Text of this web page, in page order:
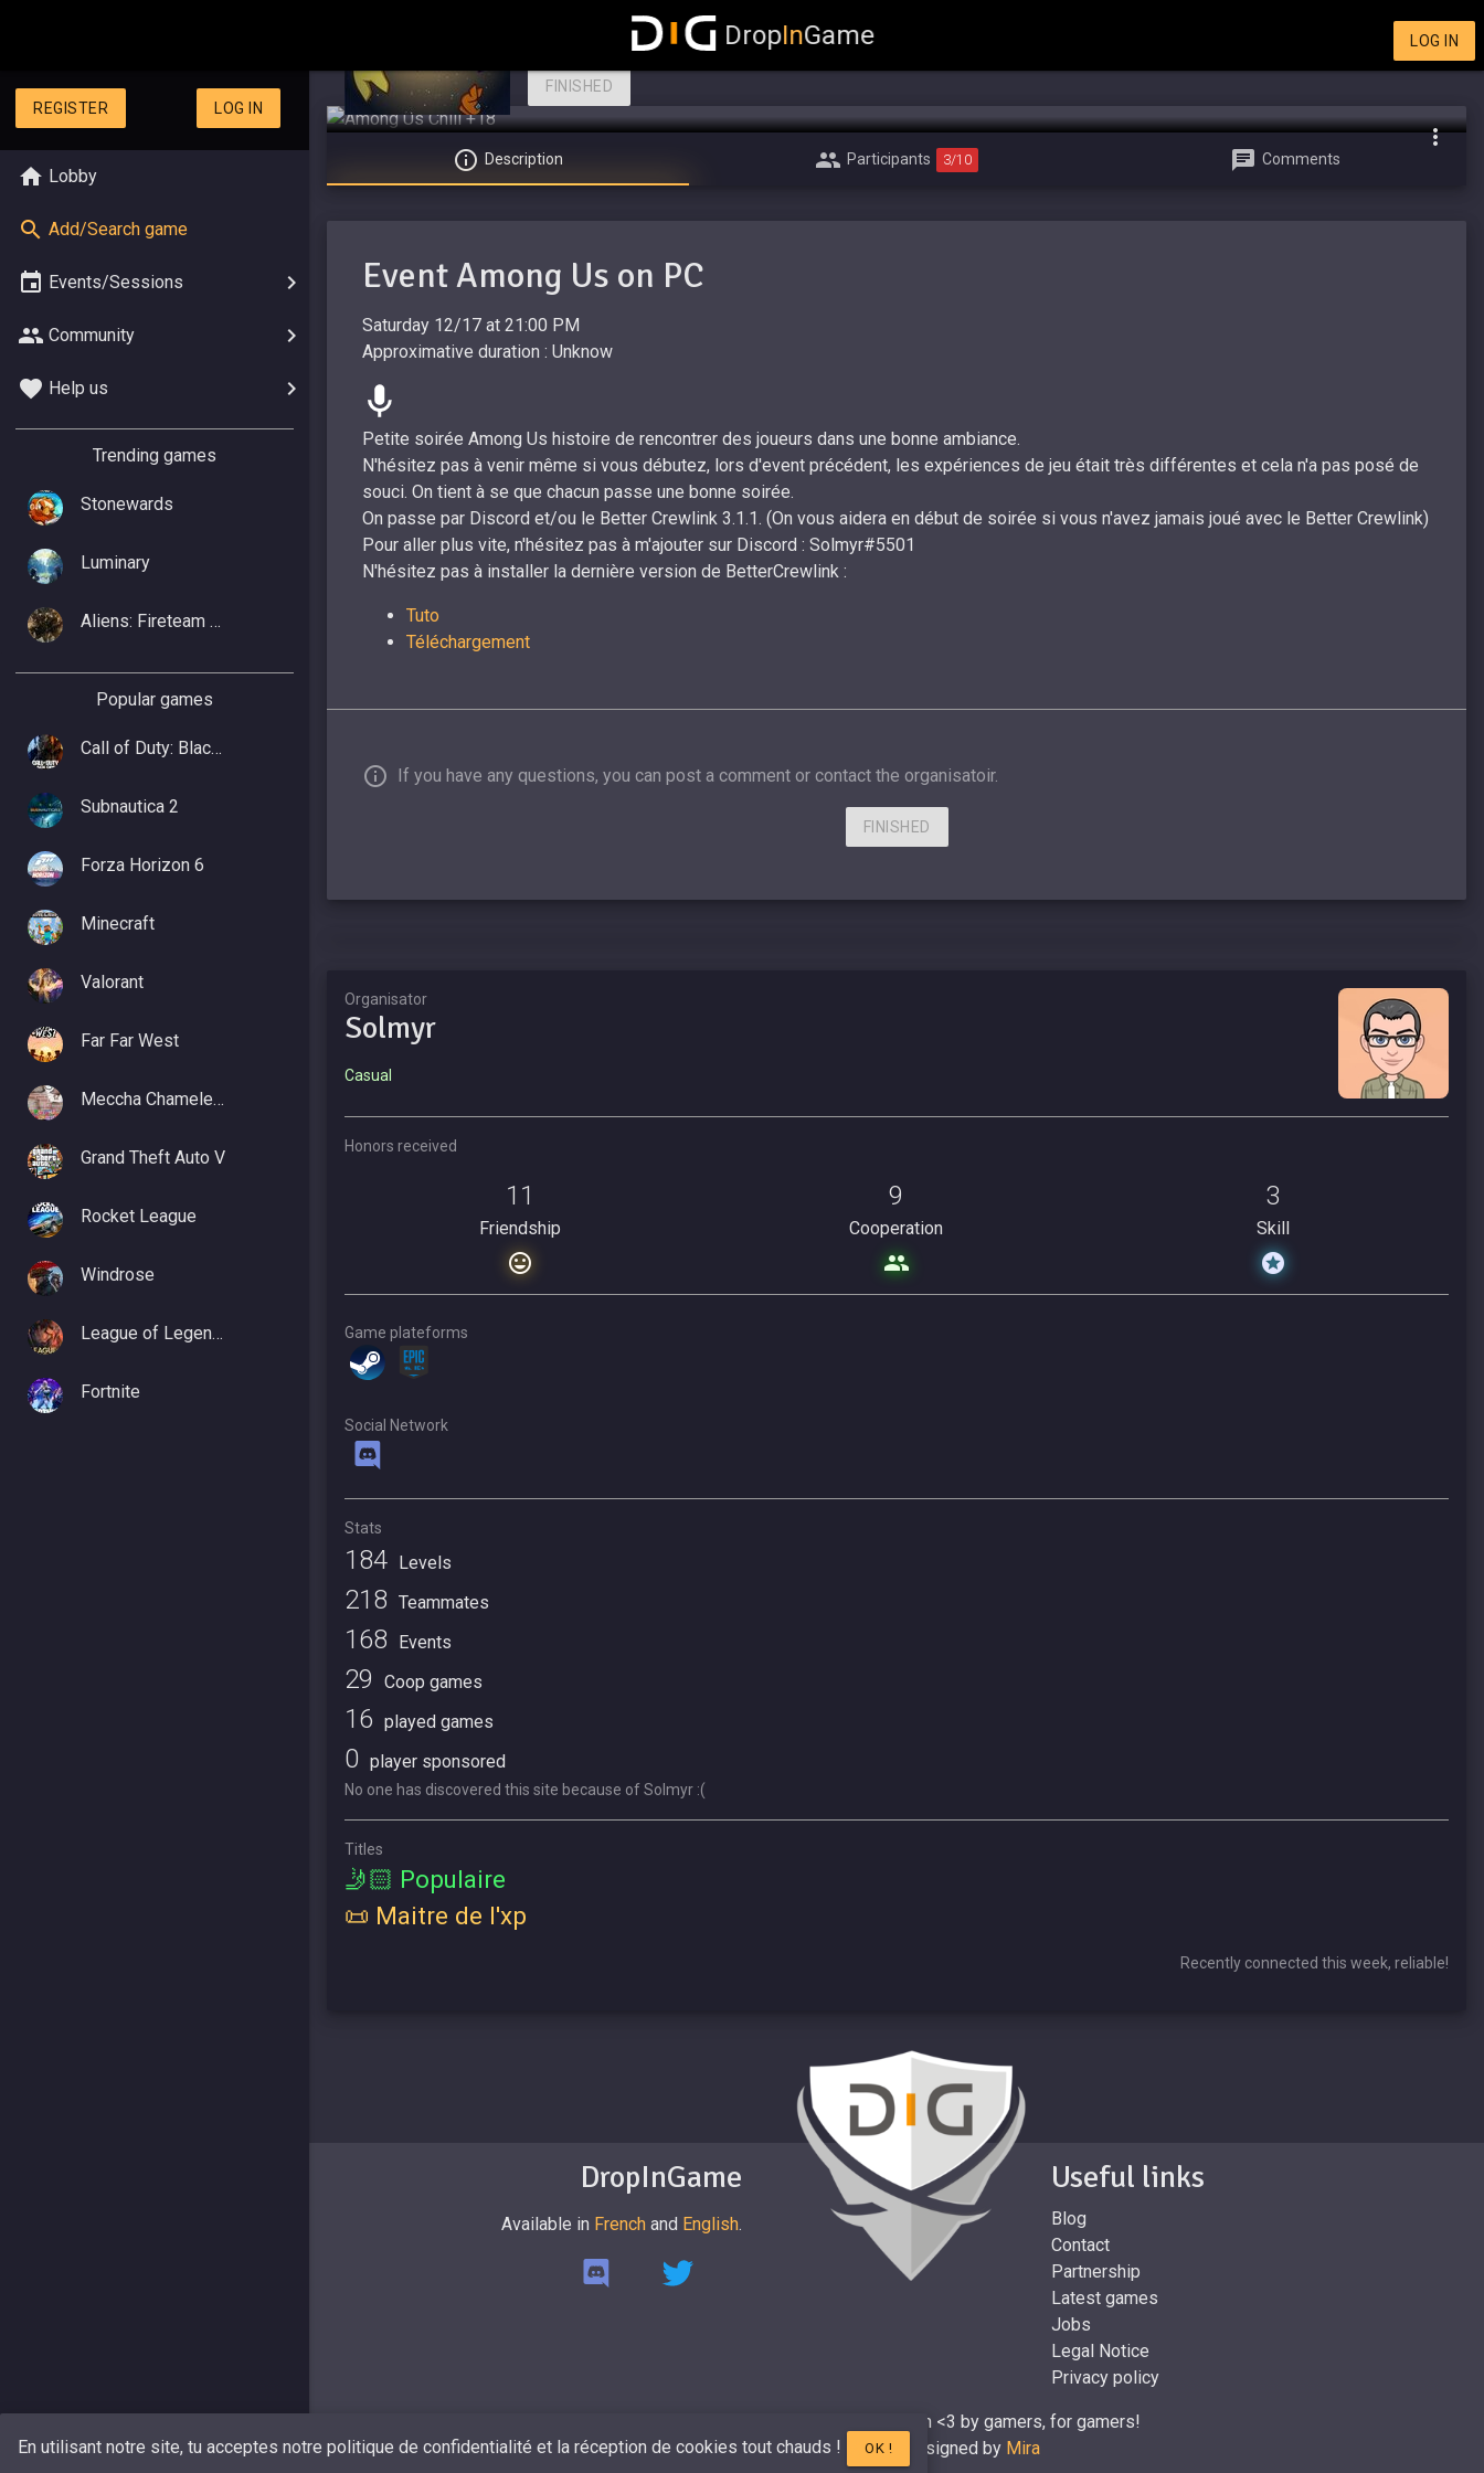
DropInGame LOG IN
REGISTER LOG IN
Lobby
Add/Search game
Events/Sessions
Community
Help us
Trending games
Stonewards
Luminary
Aliens: Fireteam Elite 2
Popular games
Call of Duty: Black Ops 7
Subnautica 2
Forza Horizon 6
Minecraft
Valorant
Far Far West
Meccha Chameleon
Grand Theft Auto V
Rocket League
Windrose
League of Legends
Fortnite
EVENT AMONG US ON PC
FINISHED
Description Participants 3/10 Comments
Event Among Us on PC
Saturday 12/17 at 21:00 PM
Approximative duration : Unknow
Petite soirée Among Us histoire de rencontrer des joueurs dans une bonne ambiance.
N'hésitez pas à venir même si vous débutez, lors d'event précédent, les expériences de jeu était très différentes et cela n'a pas posé de
souci. On tient à se que chacun passe une bonne soirée.
On passe par Discord et/ou le Better Crewlink 3.1.1. (On vous aidera en début de soirée si vous n'avez jamais joué avec le Better Crewlink)
Pour aller plus vite, n'hésitez pas à m'ajouter sur Discord : Solmyr#5501
N'hésitez pas à installer la dernière version de BetterCrewlink :
Tuto
Téléchargement
If you have any questions, you can post a comment or contact the organisatoir.
FINISHED
Organisator
Solmyr
Casual
Honors received
11
Friendship
9
Cooperation
3
Skill
Game plateforms
Social Network
Stats
184 Levels
218 Teammates
168 Events
29 Coop games
16 played games
0 player sponsored
No one has discovered this site because of Solmyr :(
Titles
🤳🏻 Populaire
📜 Maitre de l'xp
Recently connected this week, reliable!
En utilisant notre site, tu acceptes notre politique de confidentialité et la réception de cookies tout chauds ! OK !
DropInGame
Available in French and English.
Useful links
Blog
Contact
Partnership
Latest games
Jobs
Legal Notice
Privacy policy
DropinGame 2017-2026 - Make with <3 by gamers, for gamers!
Made byMr.Dropin , designed by Mira